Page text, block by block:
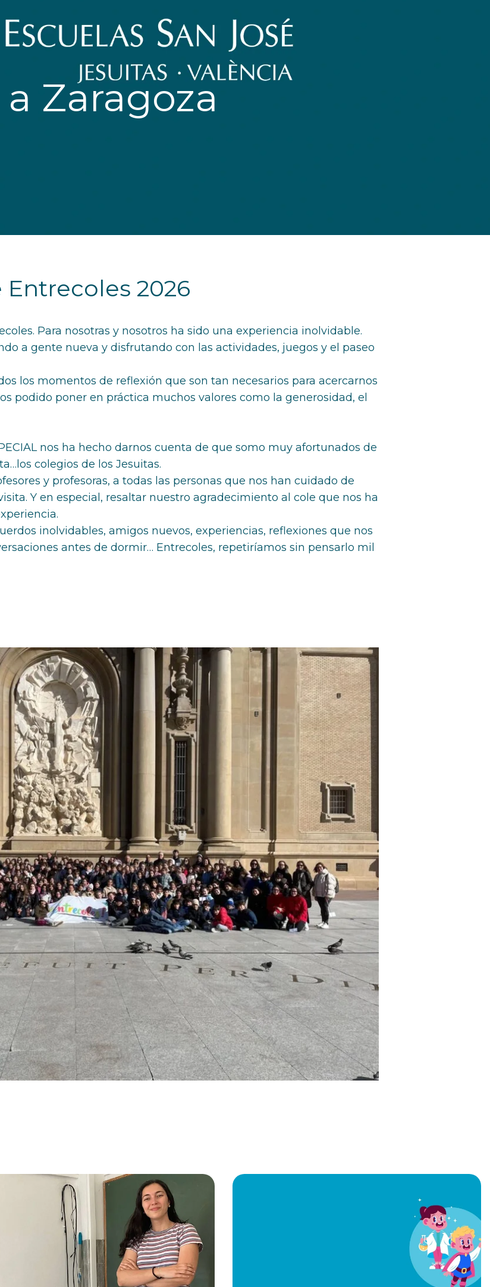
Zaragoza
2026
Para nosotras y nosotros ha sido una experiencia inolvidable.
a gente nueva y disfrutando con las actividades, juegos y el paseo
los momentos de reflexión que son tan necesarios para acercarnos
podido poner en práctica muchos valores como la generosidad, el
nos ha hecho darnos cuenta de que somo muy afortunados de
colegios de los Jesuitas.
y profesoras, a todas las personas que nos han cuidado de
Y en especial, resaltar nuestro agradecimiento al cole que nos ha
inolvidables, amigos nuevos, experiencias, reflexiones que nos
antes de dormir… Entrecoles, repetiríamos sin pensarlo mil